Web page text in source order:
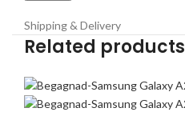
Shipping & Delivery
Related products